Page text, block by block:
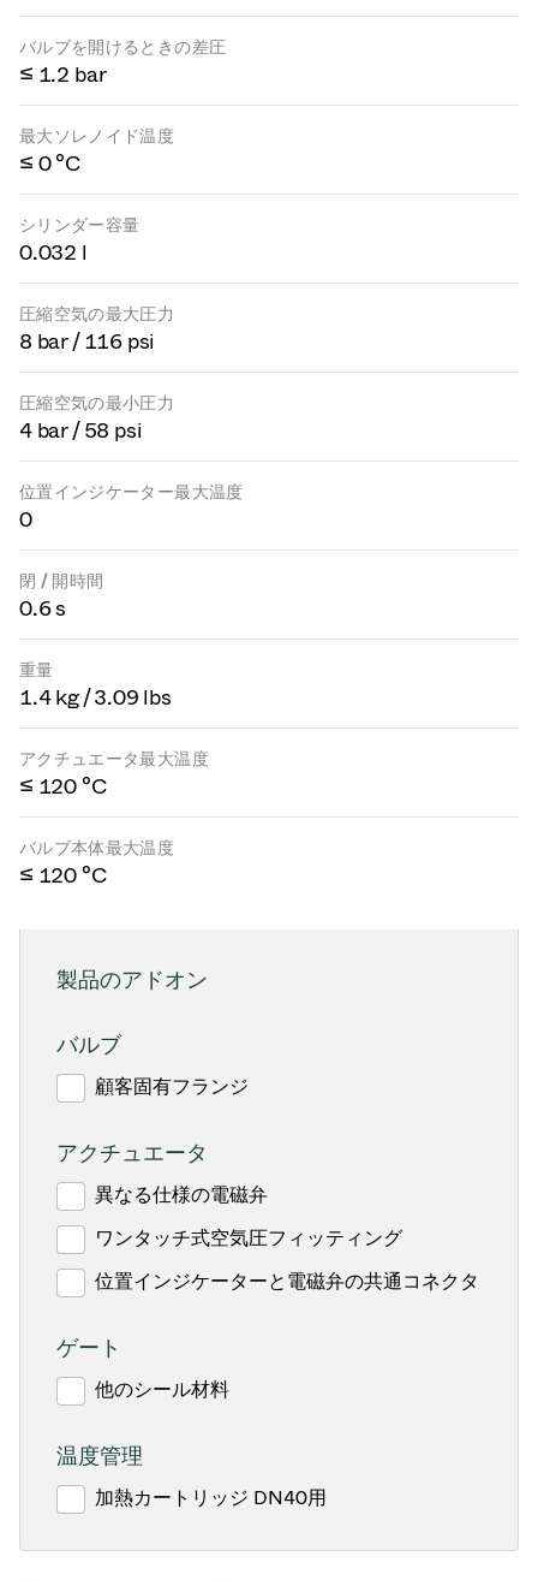
バルブを開けるときの差圧
≤ 1.2 bar
最大ソレノイド温度
≤ 0 °C
シリンダー容量
0.032 l
圧縮空気の最大圧力
8 bar / 116 psi
圧縮空気の最小圧力
4 bar / 58 psi
位置インジケーター最大温度
0
閉 / 開時間
0.6 s
重量
1.4 kg / 3.09 lbs
アクチュエータ最大温度
≤ 120 °C
バルブ本体最大温度
≤ 120 °C
製品のアドオン
バルブ
顧客固有フランジ
アクチュエータ
異なる仕様の電磁弁
ワンタッチ式空気圧フィッティング
位置インジケーターと電磁弁の共通コネクタ
ゲート
他のシール材料
温度管理
加熱カートリッジ DN40用